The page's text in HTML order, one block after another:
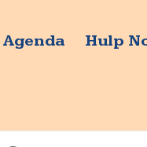
Agenda Hulp